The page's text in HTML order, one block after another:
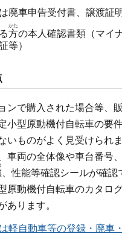
は廃車申告受付書、譲渡証
方
かた
の本人確認書類（マイ
等）
ンで購入された場合等、
小型原動機付自転車の要
いものがよく見受けられ
車両の全体像や車台番号、
、性能等確認シールが確
原動機付自転車のカタロ
あります。
軽自動車等の登録・廃車